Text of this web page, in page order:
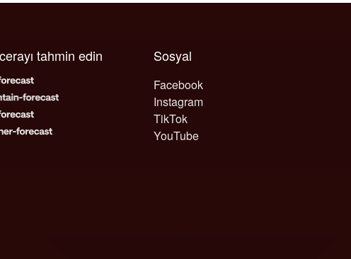
Sosyal
Facebook
Instagram
TikTok
YouTube
tahmin edin